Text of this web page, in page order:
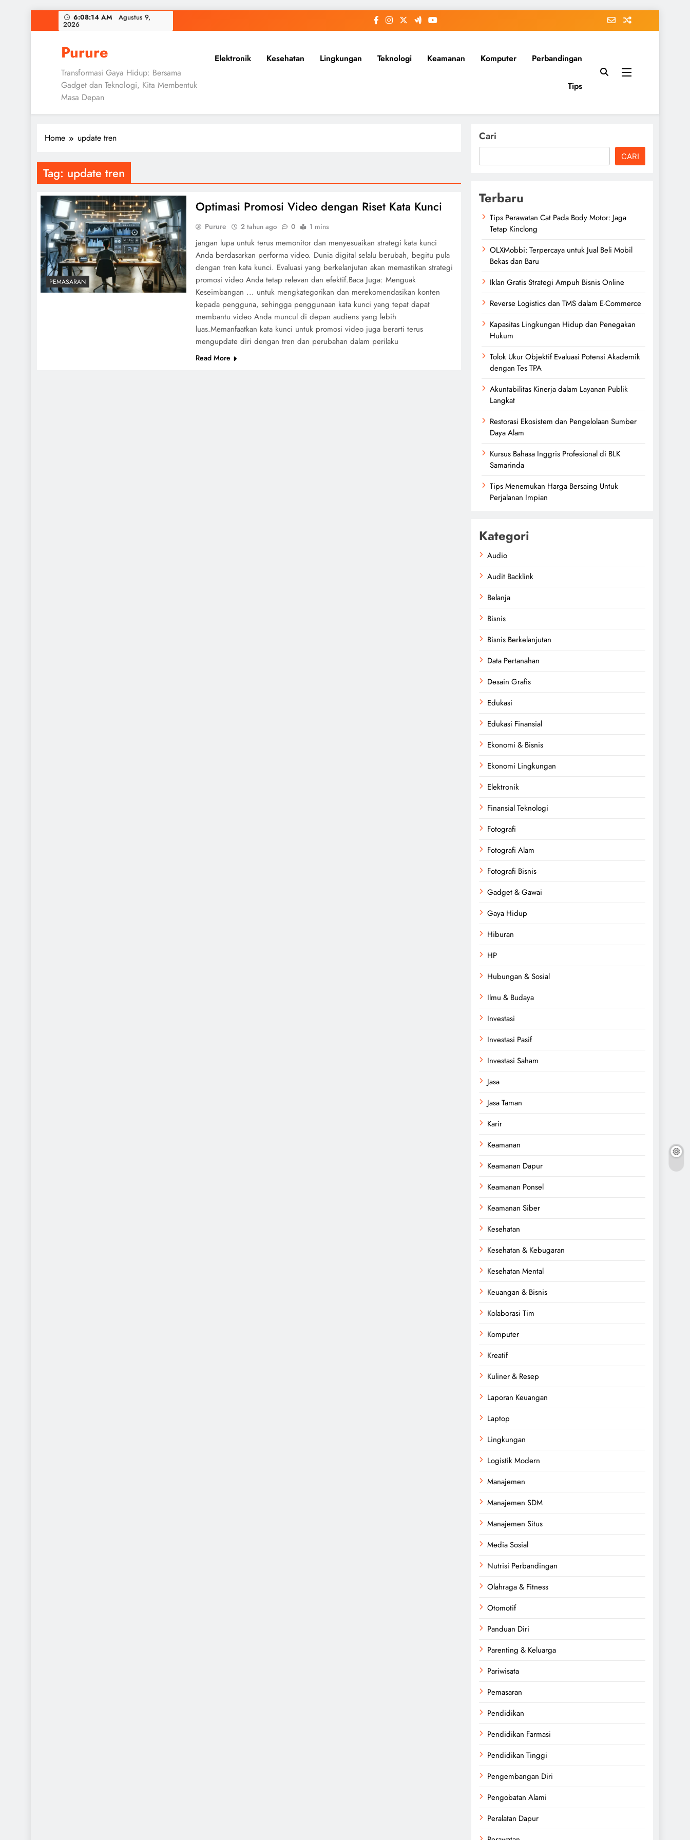
to
6:08:15 AM Agustus 9, 2026
Purure
Transformasi Gaya Hidup: Bersama
Gadget dan Teknologi, Kita Membentuk
Masa Depan
Elektronik Kesehatan Lingkungan Teknologi Keamanan Komputer Perbandingan
Tips
Home update tren
Tag: update tren
PEMASARAN
Optimasi Promosi Video dengan Riset Kata Kunci
Purure 2 tahun ago 0 1 mins
jangan lupa untuk terus memonitor dan menyesuaikan strategi kata kunci
Anda berdasarkan performa video. Dunia digital selalu berubah, begitu pula
dengan tren kata kunci. Evaluasi yang berkelanjutan akan memastikan strategi
promosi video Anda tetap relevan dan efektif.Baca Juga: Menguak
Keseimbangan ... untuk mengkategorikan dan merekomendasikan konten
kepada pengguna, sehingga penggunaan kata kunci yang tepat dapat
membantu video Anda muncul di depan audiens yang lebih
luas.Memanfaatkan kata kunci untuk promosi video juga berarti terus
mengupdate diri dengan tren dan perubahan dalam perilaku
Read More
Cari
CARI
Terbaru
Tips Perawatan Cat Pada Body Motor: Jaga
Tetap Kinclong
OLXMobbi: Terpercaya untuk Jual Beli Mobil
Bekas dan Baru
Iklan Gratis Strategi Ampuh Bisnis Online
Reverse Logistics dan TMS dalam E-Commerce
Kapasitas Lingkungan Hidup dan Penegakan
Hukum
Tolok Ukur Objektif Evaluasi Potensi Akademik
dengan Tes TPA
Akuntabilitas Kinerja dalam Layanan Publik
Langkat
Restorasi Ekosistem dan Pengelolaan Sumber
Daya Alam
Kursus Bahasa Inggris Profesional di BLK
Samarinda
Tips Menemukan Harga Bersaing Untuk
Perjalanan Impian
Kategori
Audio
Audit Backlink
Belanja
Bisnis
Bisnis Berkelanjutan
Data Pertanahan
Desain Grafis
Edukasi
Edukasi Finansial
Ekonomi & Bisnis
Ekonomi Lingkungan
Elektronik
Finansial Teknologi
Fotografi
Fotografi Alam
Fotografi Bisnis
Gadget & Gawai
Gaya Hidup
Hiburan
HP
Hubungan & Sosial
Ilmu & Budaya
Investasi
Investasi Pasif
Investasi Saham
Jasa
Jasa Taman
Karir
Keamanan
Keamanan Dapur
Keamanan Ponsel
Keamanan Siber
Kesehatan
Kesehatan & Kebugaran
Kesehatan Mental
Keuangan & Bisnis
Kolaborasi Tim
Komputer
Kreatif
Kuliner & Resep
Laporan Keuangan
Laptop
Lingkungan
Logistik Modern
Manajemen
Manajemen SDM
Manajemen Situs
Media Sosial
Nutrisi Perbandingan
Olahraga & Fitness
Otomotif
Panduan Diri
Parenting & Keluarga
Pariwisata
Pemasaran
Pendidikan
Pendidikan Farmasi
Pendidikan Tinggi
Pengembangan Diri
Pengobatan Alami
Peralatan Dapur